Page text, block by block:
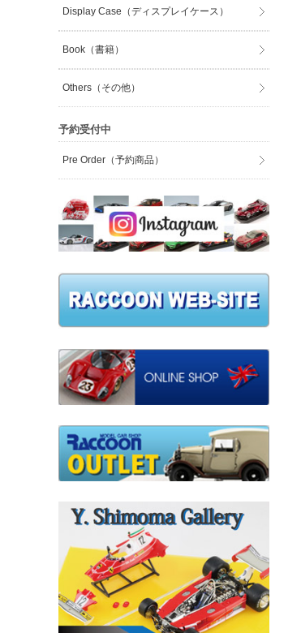
Display Case（ディスプレイケース）
Book（書籍）
Others（その他）
予約受付中
Pre Order（予約商品）